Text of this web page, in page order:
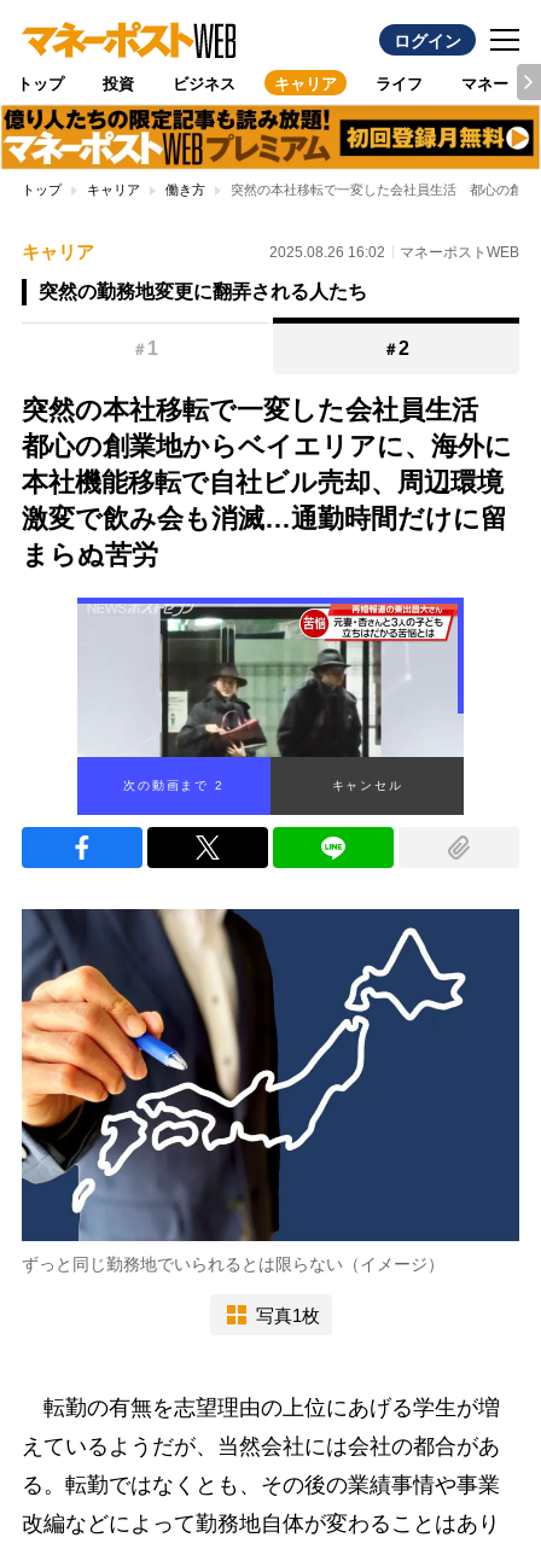
ログイン
トップ 投資 ビジネス キャリア ライフ マネー
トップ キャリア 働き方 突然の本社移転で一変した会社員生活 都心の創
キャリア 2025.08.26 16:02 マネーポストWEB
突然の勤務地変更に翻弄される人たち
＃ 1 ＃2
突然の本社移転で一変した会社員生活
都心の創業地からベイエリアに、海外に
本社機能移転で自社ビル売却、周辺環境
激変で飲み会も消滅…通勤時間だけに留
まらぬ苦労
次の動画まで 1 キャンセル
ずっと同じ勤務地でいられるとは限らない（イメージ）
写真1枚
転勤の有無を志望理由の上位にあげる学生が増
えているようだが、当然会社には会社の都合があ
る。転勤ではなくとも、その後の業績事情や事業
改編などによって勤務地自体が変わることはあり